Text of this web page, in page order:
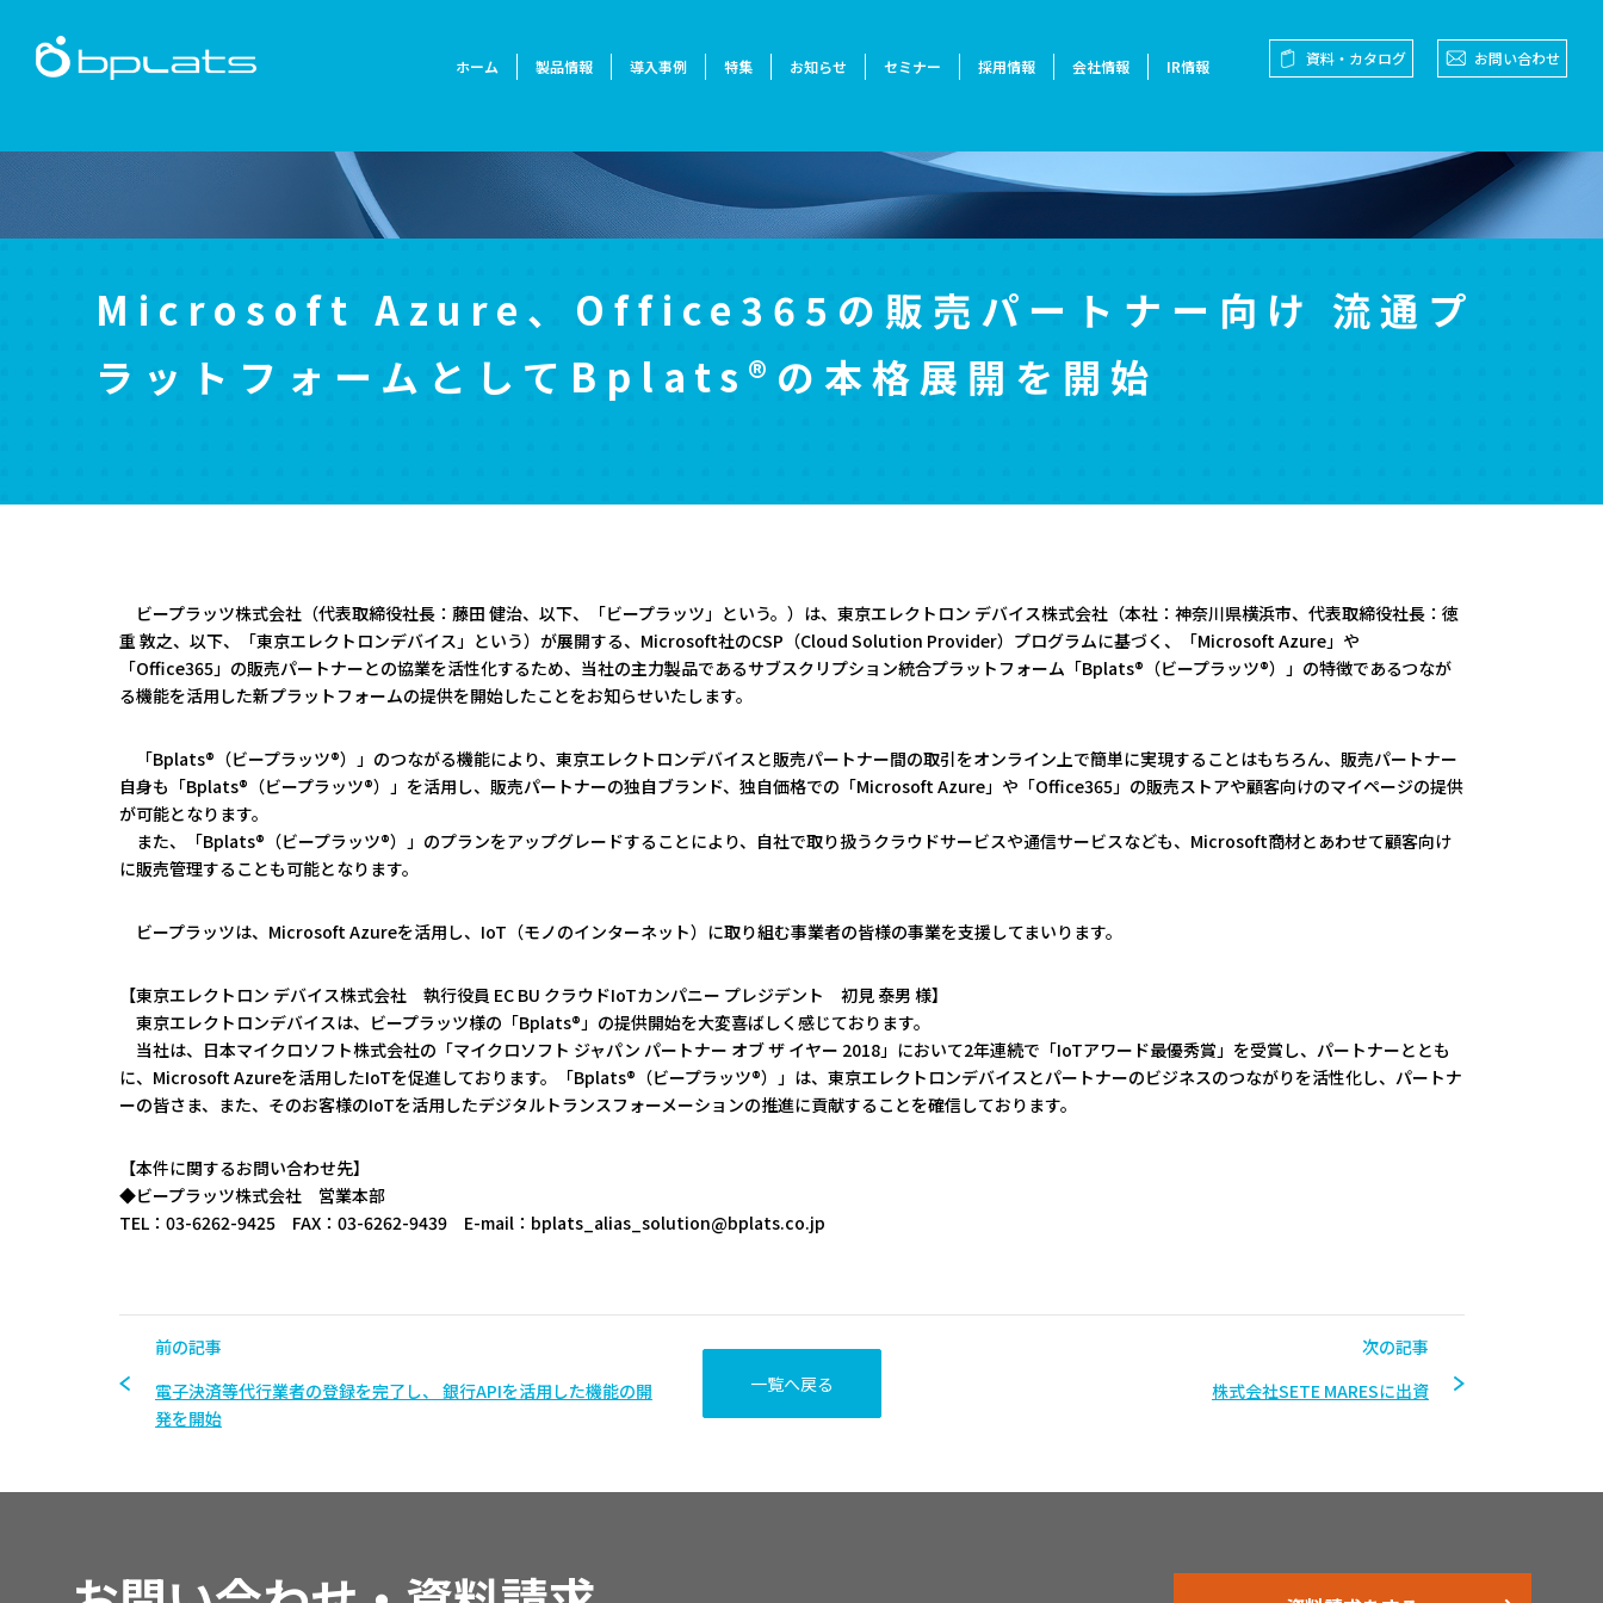
資料・カタログ お問い合わせ
ホーム 製品情報 導入事例 特集 お知らせ セミナー 採用情報 会社情報 IR情報
Microsoft Azure、Office365の販売パートナー向け 流通プ
ラットフォームとしてBplats®の本格展開を開始
ビープラッツ株式会社（代表取締役社長：藤田 健治、以下、「ビープラッツ」という。）は、東京エレクトロン デバイス株式会社（本社：神奈川県横浜市、代表取締役社長：徳
重 敦之、以下、「東京エレクトロンデバイス」という）が展開する、Microsoft社のCSP（Cloud Solution Provider）プログラムに基づく、「Microsoft Azure」や
「Office365」の販売パートナーとの協業を活性化するため、当社の主力製品であるサブスクリプション統合プラットフォーム「Bplats®（ビープラッツ®）」の特徴であるつなが
る機能を活用した新プラットフォームの提供を開始したことをお知らせいたします。
「Bplats®（ビープラッツ®）」のつながる機能により、東京エレクトロンデバイスと販売パートナー間の取引をオンライン上で簡単に実現することはもちろん、販売パートナー
自身も「Bplats®（ビープラッツ®）」を活用し、販売パートナーの独自ブランド、独自価格での「Microsoft Azure」や「Office365」の販売ストアや顧客向けのマイページの提供
が可能となります。
また、「Bplats®（ビープラッツ®）」のプランをアップグレードすることにより、自社で取り扱うクラウドサービスや通信サービスなども、Microsoft商材とあわせて顧客向け
に販売管理することも可能となります。
ビープラッツは、Microsoft Azureを活用し、IoT（モノのインターネット）に取り組む事業者の皆様の事業を支援してまいります。
【東京エレクトロン デバイス株式会社 執行役員 EC BU クラウドIoTカンパニー プレジデント 初見 泰男 様】
東京エレクトロンデバイスは、ビープラッツ様の「Bplats®」の提供開始を大変喜ばしく感じております。
当社は、日本マイクロソフト株式会社の「マイクロソフト ジャパン パートナー オブ ザ イヤー 2018」において2年連続で「IoTアワード最優秀賞」を受賞し、パートナーととも
に、Microsoft Azureを活用したIoTを促進しております。「Bplats®（ビープラッツ®）」は、東京エレクトロンデバイスとパートナーのビジネスのつながりを活性化し、パートナ
ーの皆さま、また、そのお客様のIoTを活用したデジタルトランスフォーメーションの推進に貢献することを確信しております。
【本件に関するお問い合わせ先】
◆ビープラッツ株式会社 営業本部
TEL：03-6262-9425 FAX：03-6262-9439 E-mail：bplats_alias_solution@bplats.co.jp
前の記事
電子決済等代行業者の登録を完了し、 銀行APIを活用した機能の開
発を開始
一覧へ戻る
次の記事
株式会社SETE MARESに出資